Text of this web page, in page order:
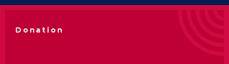
Donation